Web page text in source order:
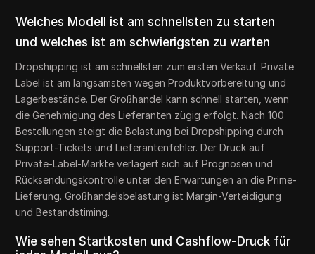
Welches Modell ist am schnellsten zu starten
und welches ist am schwierigsten zu warten
Dropshipping ist am schnellsten zum ersten Verkauf. Private
Label ist am langsamsten wegen Produktvorbereitung und
Lagerbestände. Der Großhandel kann schnell starten, wenn
die Genehmigung des Lieferanten zügig erfolgt. Nach 100
Bestellungen steigt die Belastung bei Dropshipping durch
Support-Tickets und Lieferantenfehler. Der Druck auf
Private-Label-Märkte verlagert sich auf Prognosen und
Rücksendungskontrolle unter den Erwartungen an die Prime-
Lieferung. Großhandelsbelastung ist Margin-Verteidigung
und Bestandstiming.
Wie sehen Startkosten und Cashflow-Druck für